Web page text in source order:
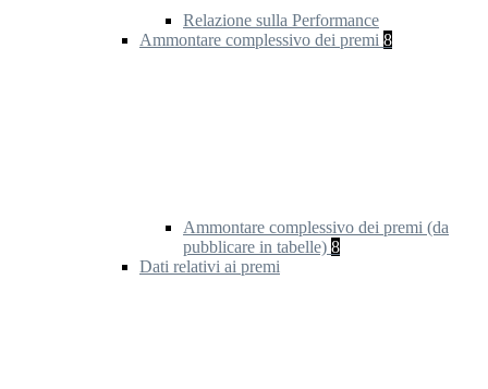
Relazione sulla Performance
Ammontare complessivo dei premi 8
Ammontare complessivo dei premi (da
pubblicare in tabelle) 8
Dati relativi ai premi